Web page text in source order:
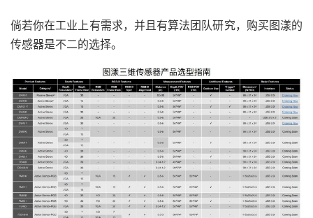
倘若你在工业上有需求，并且有算法团队研究，购买图漾的
传感器是不二的选择。